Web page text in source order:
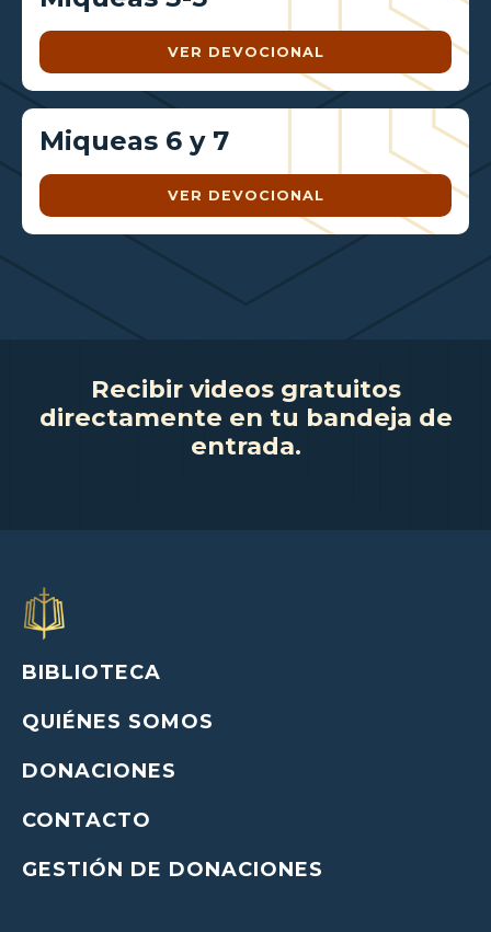
VER DEVOCIONAL
Miqueas 6 y 7
VER DEVOCIONAL
Recibir videos gratuitos
directamente en tu bandeja de
entrada.
BIBLIOTECA
QUIÉNES SOMOS
DONACIONES
CONTACTO
GESTIÓN DE DONACIONES